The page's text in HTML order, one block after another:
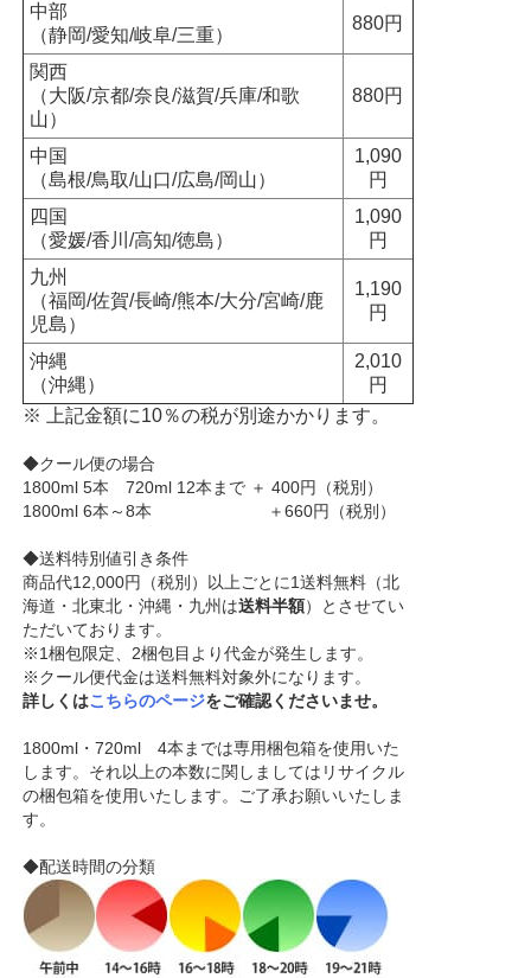
中部
（静岡/愛知/岐阜/三重）
880円
関西
（大阪/京都/奈良/滋賀/兵庫/和歌
山）
880円
中国
（島根/鳥取/山口/広島/岡山）
1,090
円
四国
（愛媛/香川/高知/徳島）
1,090
円
九州
（福岡/佐賀/長崎/熊本/大分/宮崎/鹿
児島）
1,190
円
沖縄
（沖縄）
2,010
円
※ 上記金額に10％の税が別途かかります。
◆クール便の場合
1800ml 5本 720ml 12本まで ＋ 400円（税別）
1800ml 6本～8本 ＋660円（税別）
◆送料特別値引き条件
商品代12,000円（税別）以上ごとに1送料無料（北
海道・北東北・沖縄・九州は送料半額）とさせてい
ただいております。
※1梱包限定、2梱包目より代金が発生します。
※クール便代金は送料無料対象外になります。
詳しくはこちらのページをご確認くださいませ。
1800ml・720ml 4本までは専用梱包箱を使用いた
します。それ以上の本数に関しましてはリサイクル
の梱包箱を使用いたします。ご了承お願いいたしま
す。
◆配送時間の分類